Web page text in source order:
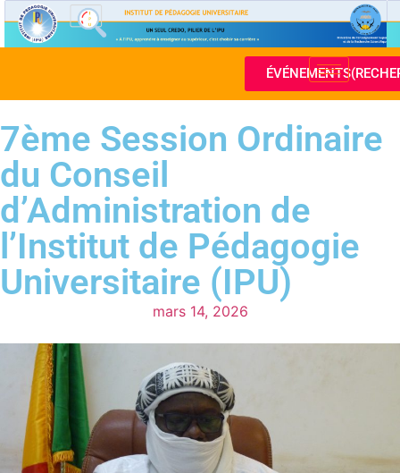
7ème Session Ordinaire
du Conseil
d’Administration de
l’Institut de Pédagogie
Universitaire (IPU)
mars 14, 2026